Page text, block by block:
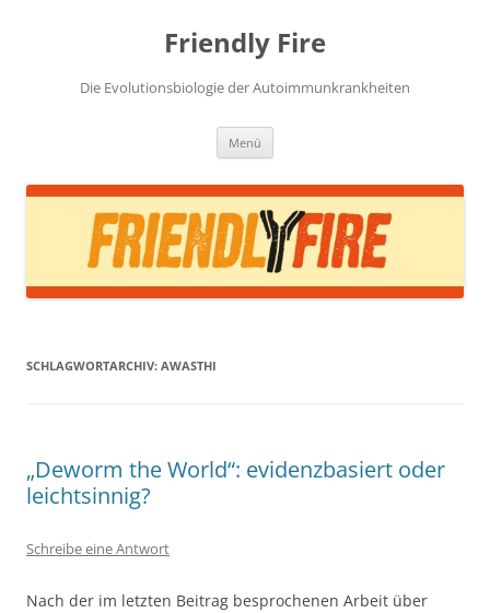
Friendly Fire
Die Evolutionsbiologie der Autoimmunkrankheiten
Menü
SCHLAGWORTARCHIV: AWASTHI
„Deworm the World“: evidenzbasiert oder
leichtsinnig?
Schreibe eine Antwort
Nach der im letzten Beitrag besprochenen Arbeit über